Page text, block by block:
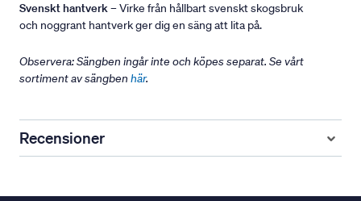
Svenskt hantverk– Virke från hållbart svenskt skogsbruk
och noggrant hantverk ger dig en säng att lita på.
Observera: Sängben ingår inte och köpes separat. Se vårt
sortiment av sängben här.
Recensioner